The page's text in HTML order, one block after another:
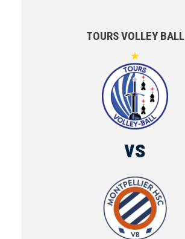
TOURS VOLLEY BALL
vs